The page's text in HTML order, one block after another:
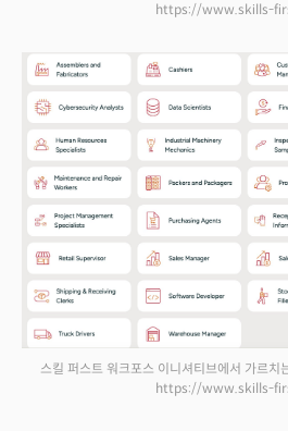
https://www.skills-
스킬 퍼스트 워크포스 이니셔티브에서 가르치
https://www.skills-